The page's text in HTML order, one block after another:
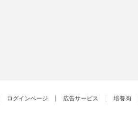
ログインページ 広告サービス 培養肉